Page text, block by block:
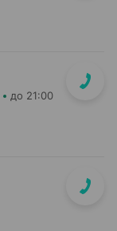
до 21:00